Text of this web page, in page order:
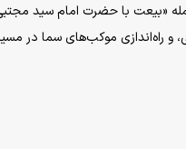
با حضرت امام سید مجتبی
و راه‌اندازی موکب‌های سما در